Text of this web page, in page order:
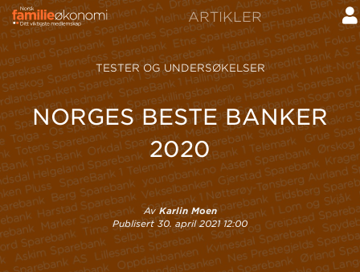
ARTIKLER
TESTER OG UNDERSØKELSER
NORGES BESTE BANKER
2020
AvKarlin Moen
Publisert30. april 2021 12:00